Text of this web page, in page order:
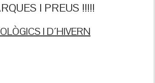
I PREUS !!!!!
I D´HIVERN